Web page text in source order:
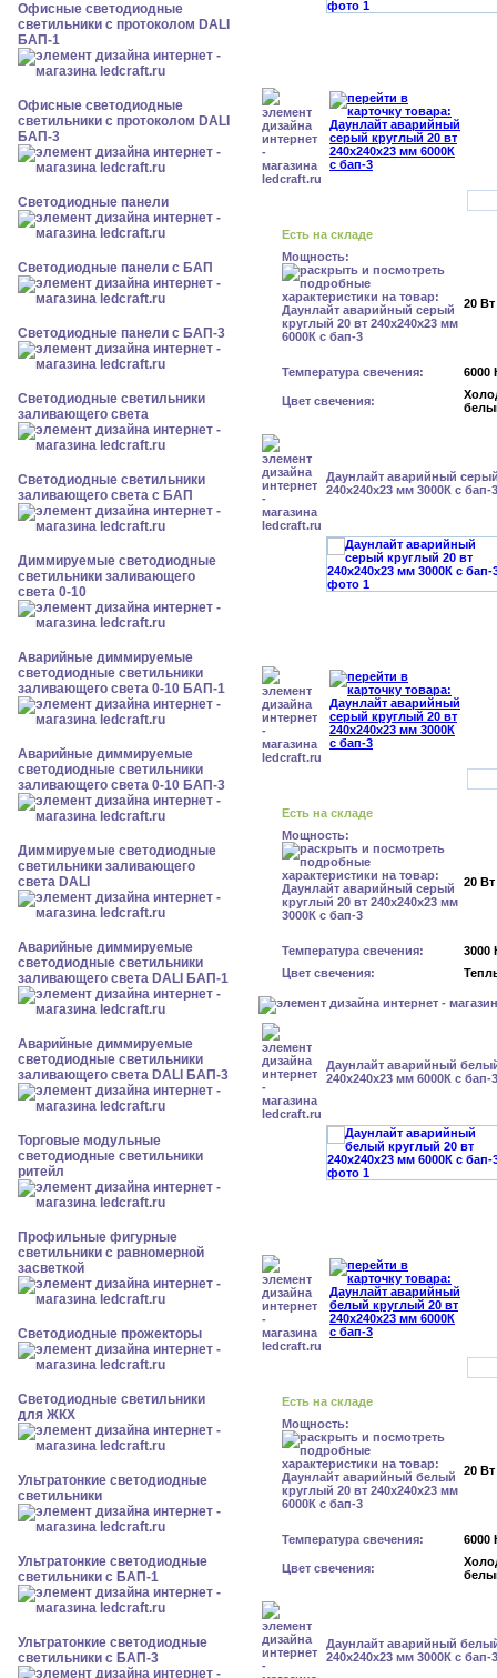
Офисные светодиодные
светильники с протоколом DALI
БАП-1
Офисные светодиодные
светильники с протоколом DALI
БАП-3
Cветодиодные панели
Cветодиодные панели с БАП
Cветодиодные панели с БАП-3
Светодиодные светильники
заливающего света
Светодиодные светильники
заливающего света с БАП
Диммируемые светодиодные
светильники заливающего
света 0-10
Аварийные диммируемые
светодиодные светильники
заливающего света 0-10 БАП-1
Аварийные диммируемые
светодиодные светильники
заливающего света 0-10 БАП-3
Диммируемые светодиодные
светильники заливающего
света DALI
Аварийные диммируемые
светодиодные светильники
заливающего света DALI БАП-1
Аварийные диммируемые
светодиодные светильники
заливающего света DALI БАП-3
Торговые модульные
светодиодные светильники
ритейл
Профильные фигурные
светильники с равномерной
засветкой
Светодиодные прожекторы
Светодиодные светильники
для ЖКХ
Ультратонкие светодиодные
светильники
Ультратонкие светодиодные
светильники с БАП-1
Ультратонкие светодиодные
светильники с БАП-3
Есть на складе
Мощность:
20 Вт
Температура свечения: 6000
Цвет свечения:
Даунлайт аварийный
240x240x23 мм 3000К с бап-3
Есть на складе
Мощность:
20 Вт
Температура свечения:
3000
Цвет свечения:
Даунлайт аварийный
240x240x23 мм 6000К с бап-3
Есть на складе
Мощность:
20 Вт
Температура свечения: 6000
Цвет свечения:
Даунлайт аварийный
240x240x23 мм 3000К с бап-3